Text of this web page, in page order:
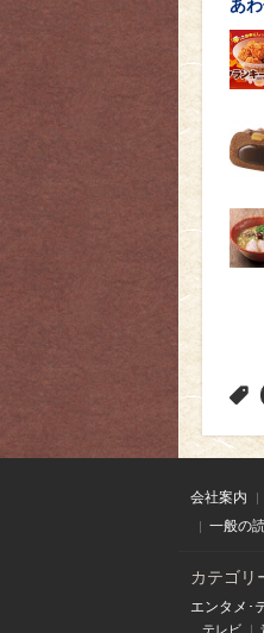
あ
会社案内
一般の
カテゴリ
エンタメ･
テレビ